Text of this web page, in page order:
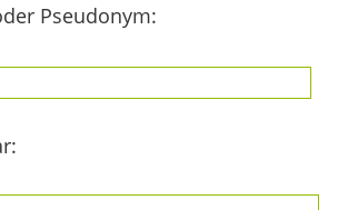
Pseudonym: